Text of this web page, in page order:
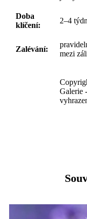
Doba
klíčení:
2–4
Zalévání:
mezi
Galerie